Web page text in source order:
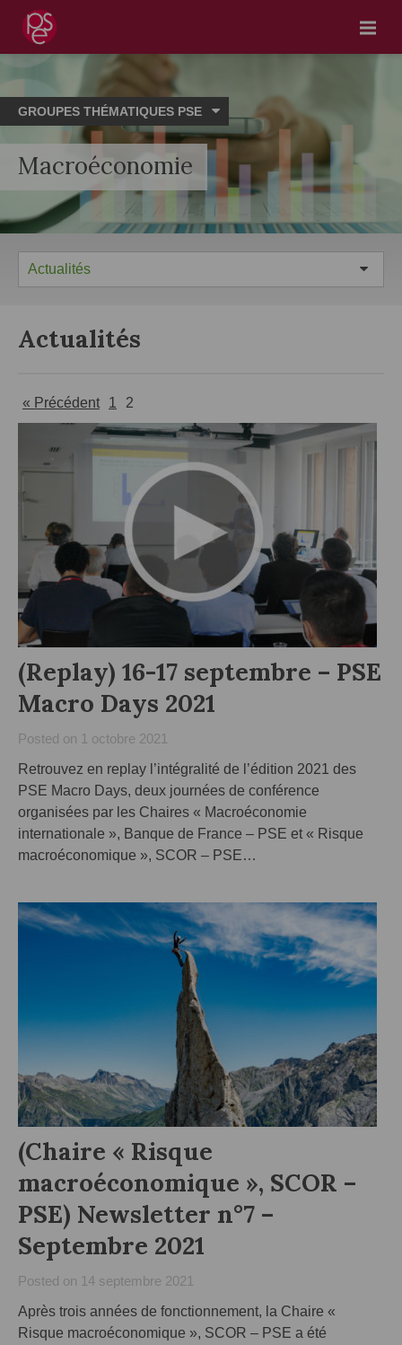
Menu
GROUPES THÉMATIQUES PSE
Macroéconomie
Actualités
Actualités
« Précédent 1 2
(Replay) 16-17 septembre – PSE
Macro Days 2021
Posted on 1 octobre 2021
Retrouvez en replay l’intégralité de l’édition 2021 des
PSE Macro Days, deux journées de conférence
organisées par les Chaires « Macroéconomie
internationale », Banque de France – PSE et « Risque
macroéconomique », SCOR – PSE…
(Chaire « Risque
macroéconomique », SCOR –
PSE) Newsletter n°7 –
Septembre 2021
Posted on 14 septembre 2021
Après trois années de fonctionnement, la Chaire «
Risque macroéconomique », SCOR – PSE a été